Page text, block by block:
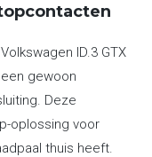
ID.3 GTX
gewoon
Deze
oplossing voor
thuis heeft.